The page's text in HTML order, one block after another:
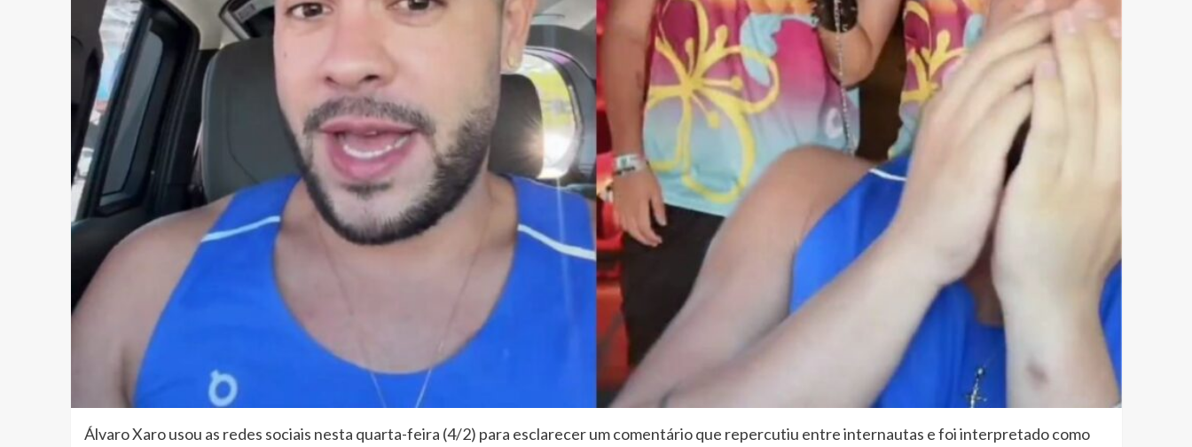
Álvaro Xaro usou as redes sociais nesta quarta-feira (4/2) para esclarecer um comentário que repercutiu entre internautas e foi interpretado como